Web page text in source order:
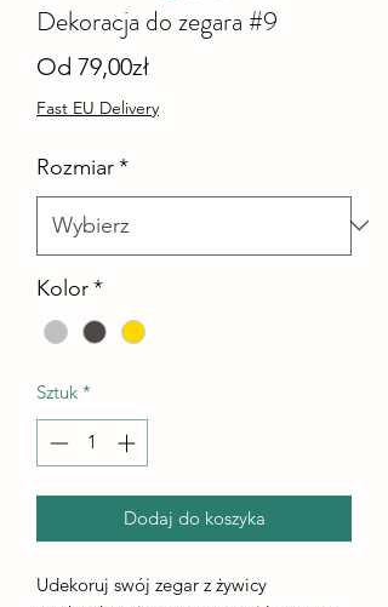
Dekoracja do zegara #9
Od 79,00złCena
Rabatowa
Fast EU Delivery
Rozmiar*
Kolor*
Sztuk *
Dodaj do koszyka
Udekoruj swój zegar z żywicy